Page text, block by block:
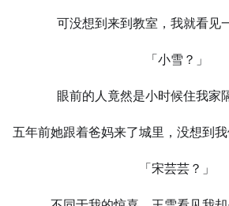
可没想到来到教室，我就看见
「小雪？」
眼前的人竟然是小时候住我家
五年前她跟着爸妈来了城里，没想到我
「宋芸芸？」